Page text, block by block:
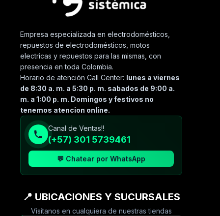
Empresa especializada en electrodomésticos,
repuestos de electrodomésticos, motos
electricas y repuestos para las mismas, con
presencia en toda Colombia.
Horario de atención Call Center: lunes a viernes
de 8:30 a. m. a 5:30 p. m. sabados de 9:00 a.
m. a 1:00 p. m. Domingos y festivos no
tenemos atencion online.
Canal de Ventas!!
(+57) 301 5739461
💬 Chatear por WhatsApp
📍 UBICACIONES Y SUCURSALES
Visítanos en cualquiera de nuestras tiendas